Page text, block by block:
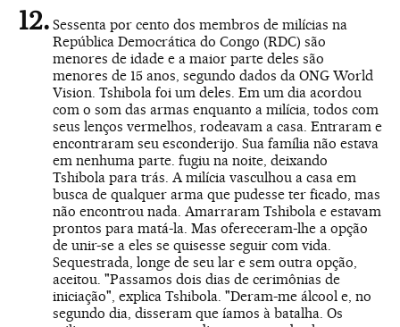
Sessenta por cento dos membros de milícias na
República Democrática do Congo (RDC) são
menores de idade e a maior parte deles são
menores de 15 anos, segundo dados da ONG World
Vision. Tshibola foi um deles. Em um dia acordou
com o som das armas enquanto a milícia, todos com
seus lenços vermelhos, rodeavam a casa. Entraram e
encontraram seu esconderijo. Sua família não estava
em nenhuma parte. fugiu na noite, deixando
Tshibola para trás. A milícia vasculhou a casa em
busca de qualquer arma que pudesse ter ficado, mas
não encontrou nada. Amarraram Tshibola e estavam
prontos para matá-la. Mas ofereceram-lhe a opção
de unir-se a eles se quisesse seguir com vida.
Sequestrada, longe de seu lar e sem outra opção,
aceitou. "Passamos dois dias de cerimônias de
iniciação", explica Tshibola. "Deram-me álcool e, no
segundo dia, disseram que íamos à batalha. Os